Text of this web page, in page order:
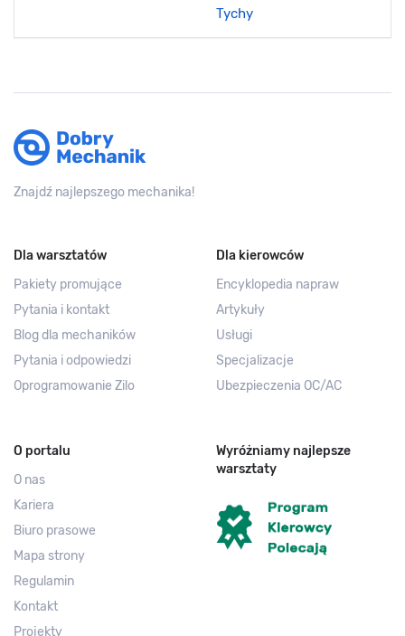
Tychy
Znajdź najlepszego mechanika!
Dla warsztatów
Pakiety promujące
Pytania i kontakt
Blog dla mechaników
Pytania i odpowiedzi
Oprogramowanie Zilo
Dla kierowców
Encyklopedia napraw
Artykuły
Usługi
Specjalizacje
Ubezpieczenia OC/AC
O portalu
O nas
Kariera
Biuro prasowe
Mapa strony
Regulamin
Kontakt
Projekty
Wyróżniamy najlepsze
warsztaty